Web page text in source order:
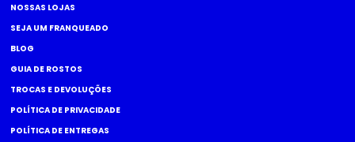
NOSSAS LOJAS
SEJA UM FRANQUEADO
BLOG
GUIA DE ROSTOS
TROCAS E DEVOLUÇÕES
POLÍTICA DE PRIVACIDADE
POLÍTICA DE ENTREGAS